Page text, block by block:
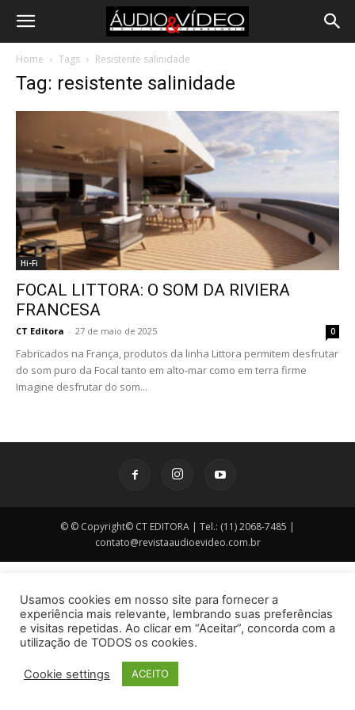
Home Tags Resistente salinidade
Tag: resistente salinidade
Hi-Fi
FOCAL LITTORA: O SOM DA RIVIERA
FRANCESA
CT Editora - 27 de maio de 2025 0
Fabricados na França, produtos da linha Littora permitem desfrutar
do som puro da Focal tanto em alto-mar como em terra firme
Imagine desfrutar do som...
© © Copyright© CT EDITORA | Tel.: (11) 2068-7485 |
contato@revistaaudioevideo.com.br
Usamos cookies em nosso site para fornecer a
experiência mais relevante, lembrando suas preferências
e visitas repetidas. Ao clicar em “Aceitar”, concorda com a
utilização de TODOS os cookies.
Cookie settings ACEITO